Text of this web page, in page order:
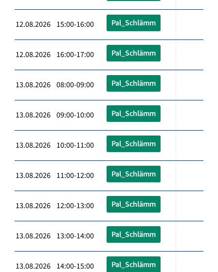
12.08.2026 15:00-16:00 Pal_Schlämm
12.08.2026 16:00-17:00 Pal_Schlämm
13.08.2026 08:00-09:00 Pal_Schlämm
13.08.2026 09:00-10:00 Pal_Schlämm
13.08.2026 10:00-11:00 Pal_Schlämm
13.08.2026 11:00-12:00 Pal_Schlämm
13.08.2026 12:00-13:00 Pal_Schlämm
13.08.2026 13:00-14:00 Pal_Schlämm
13.08.2026 14:00-15:00 Pal_Schlämm